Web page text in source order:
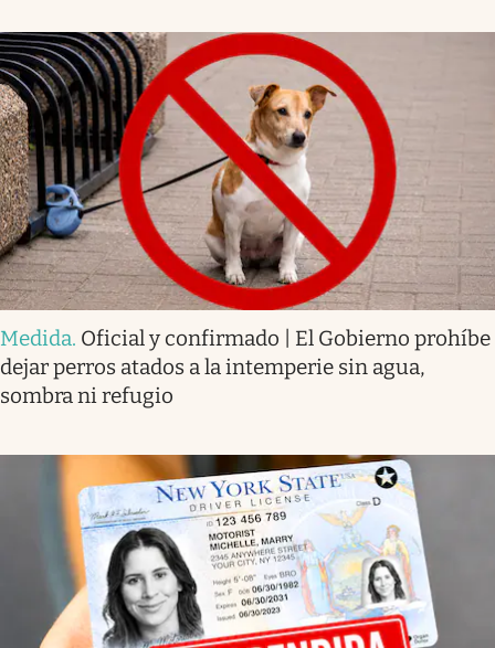
Medida. Oficial y confirmado | El Gobierno prohíbe
dejar perros atados a la intemperie sin agua,
sombra ni refugio